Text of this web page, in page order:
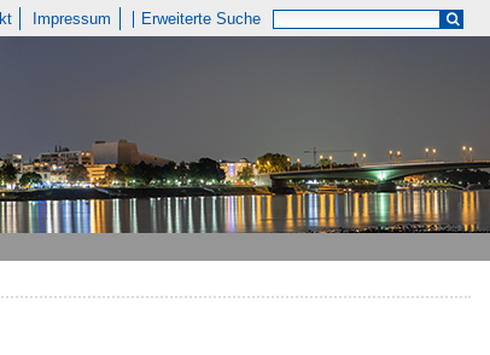
Impressum Erweiterte Suche